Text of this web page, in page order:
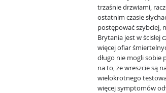
trzaśnie drzwiami,
ostatnim czasie
postępować szybciej,
Brytania jest w ścisłej
więcej ofiar
długo nie mogli sobie
na to, że wreszcie są
wielokrotnego
więcej symptomów